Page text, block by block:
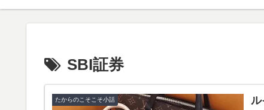
SBI証券
たからのこそこそ小話